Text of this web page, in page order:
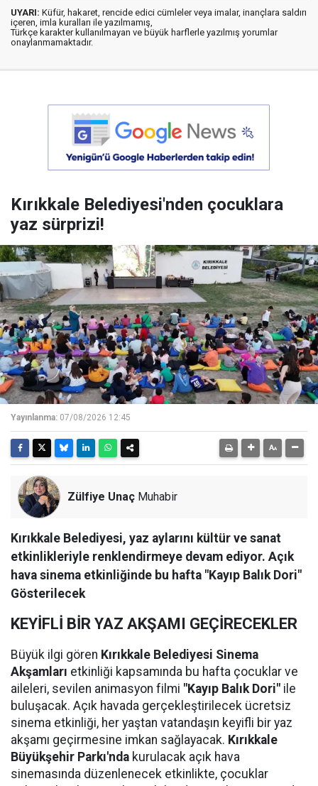
UYARI: Küfür, hakaret, rencide edici cümleler veya imalar, inançlara saldırı
içeren, imla kuralları ile yazılmamış,
Türkçe karakter kullanılmayan ve büyük harflerle yazılmış yorumlar
onaylanmamaktadır.
Kırıkkale Belediyesi'nden çocuklara
yaz sürprizi!
Yayınlanma: 07/08/2026 12:45
Zülfiye Unaç Muhabir
Kırıkkale Belediyesi, yaz aylarını kültür ve sanat
etkinlikleriyle renklendirmeye devam ediyor. Açık
hava sinema etkinliğinde bu hafta "Kayıp Balık Dori"
Gösterilecek
KEYİFLİ BİR YAZ AKŞAMI GEÇİRECEKLER
Büyük ilgi gören Kırıkkale Belediyesi Sinema
Akşamları etkinliği kapsamında bu hafta çocuklar ve
aileleri, sevilen animasyon filmi "Kayıp Balık Dori" ile
buluşacak. Açık havada gerçekleştirilecek ücretsiz
sinema etkinliği, her yaştan vatandaşın keyifli bir yaz
akşamı geçirmesine imkan sağlayacak. Kırıkkale
Büyükşehir Parkı'nda kurulacak açık hava
sinemasında düzenlenecek etkinlikte, çocuklar